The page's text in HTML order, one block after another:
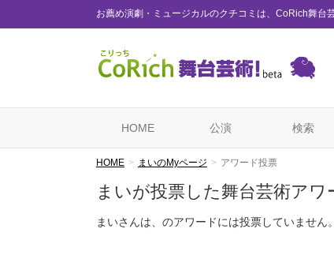
お薦め演劇・ミュージカルのクチコミは、CoRich舞台
HOME 公演 検索
HOME まいのMyページ アワード投票
まいが投票した舞台芸術アワ
まいさんは、のアワードには投票していません。